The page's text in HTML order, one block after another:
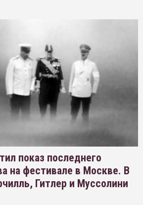
показ последнего
на фестивале в Москве. В
Гитлер и Муссолини